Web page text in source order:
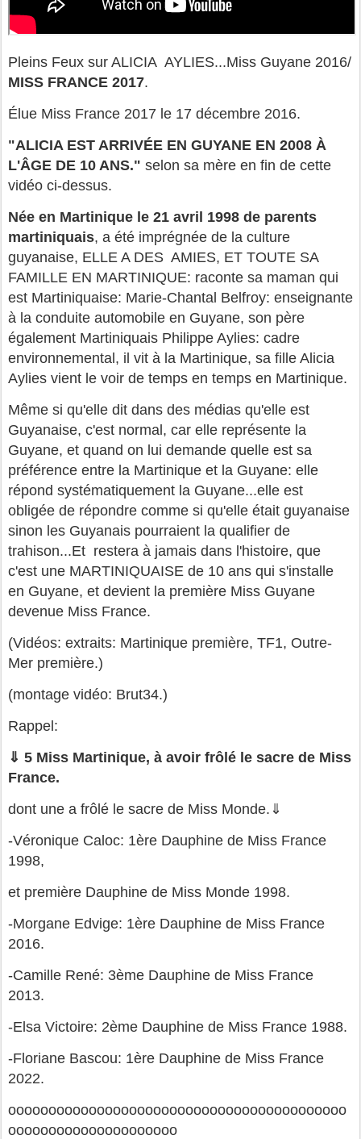
Pleins Feux sur ALICIA AYLIES...Miss Guyane 2016/
MISS FRANCE 2017.
Élue Miss France 2017 le 17 décembre 2016.
"ALICIA EST ARRIVÉE EN GUYANE EN 2008 À
L'ÂGE DE 10 ANS." selon sa mère en fin de cette
vidéo ci-dessus.
Née en Martinique le 21 avril 1998 de parents
martiniquais, a été imprégnée de la culture
guyanaise, ELLE A DES AMIES, ET TOUTE SA
FAMILLE EN MARTINIQUE: raconte sa maman qui
est Martiniquaise: Marie-Chantal Belfroy: enseignante
à la conduite automobile en Guyane, son père
également Martiniquais Philippe Aylies: cadre
environnemental, il vit à la Martinique, sa fille Alicia
Aylies vient le voir de temps en temps en Martinique.
Même si qu'elle dit dans des médias qu'elle est
Guyanaise, c'est normal, car elle représente la
Guyane, et quand on lui demande quelle est sa
préférence entre la Martinique et la Guyane: elle
répond systématiquement la Guyane...elle est
obligée de répondre comme si qu'elle était guyanaise
sinon les Guyanais pourraient la qualifier de
trahison...Et restera à jamais dans l'histoire, que
c'est une MARTINIQUAISE de 10 ans qui s'installe
en Guyane, et devient la première Miss Guyane
devenue Miss France.
(Vidéos: extraits: Martinique première, TF1, Outre-
Mer première.)
(montage vidéo: Brut34.)
Rappel:
⇓ 5 Miss Martinique, à avoir frôlé le sacre de Miss
France.
dont une a frôlé le sacre de Miss Monde.⇓
-Véronique Caloc: 1ère Dauphine de Miss France
1998,
et première Dauphine de Miss Monde 1998.
-Morgane Edvige: 1ère Dauphine de Miss France
2016.
-Camille René: 3ème Dauphine de Miss France
2013.
-Elsa Victoire: 2ème Dauphine de Miss France 1988.
-Floriane Bascou: 1ère Dauphine de Miss France
2022.
oooooooooooooooooooooooooooooooooooooooooo
ooooooooooooooooooooo